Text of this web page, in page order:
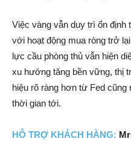
Việc vàng vẫn duy trì ổn định
với hoạt động mua ròng trở
lực cầu phòng thủ vẫn hiện
xu hướng tăng bền vững, thị
hiệu rõ ràng hơn từ Fed
thời gian tới.
HỖ TRỢ KHÁCH HÀNG: